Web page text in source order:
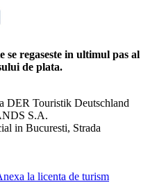
regaseste in ultimul pas al
de plata.
DER Touristik Deutschland
S.A.
in Bucuresti, Strada
la licenta de turism